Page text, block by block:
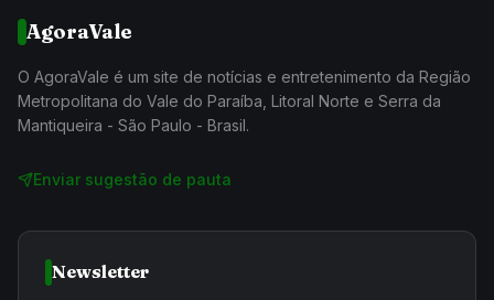
AgoraVale
O AgoraVale é um site de notícias e entretenimento da Região
Metropolitana do Vale do Paraíba, Litoral Norte e Serra da
Mantiqueira - São Paulo - Brasil.
Enviar sugestão de pauta
Newsletter